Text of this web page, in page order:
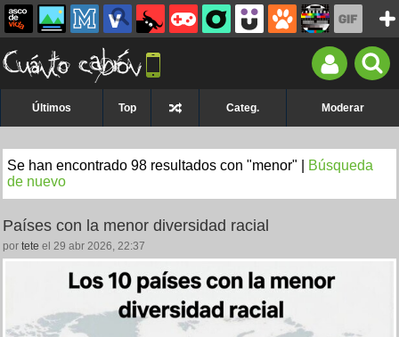
Últimos Top Categ. Moderar
Se han encontrado 98 resultados con "menor" |
Búsqueda
de nuevo
Países con la menor diversidad racial
por tete el 29 abr 2026, 22:37